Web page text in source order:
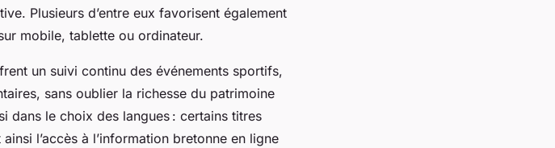
Plusieurs d’entre eux favorisent également
mobile, tablette ou ordinateur.
un suivi continu des événements sportifs,
sans oublier la richesse du patrimoine
dans le choix des langues : certains titres
l’accès à l’information bretonne en ligne